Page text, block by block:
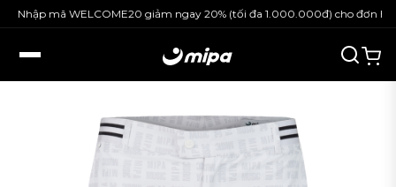
Nhập mã WELCOME20 giảm ngay 20% (tối đa 1.000.000đ) cho đơn